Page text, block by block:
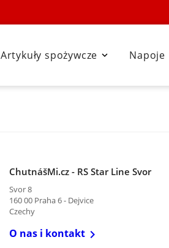

Artykuły spożywcze Napoje
ChutnášMi.cz - RS Star Line Svor
Svor 8
160 00 Praha 6 - Dejvice
Czechy
O nas i kontakt